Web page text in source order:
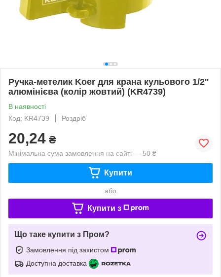
Ручка-метелик Koer для крана кульового 1/2''
алюмінієва (колір жовтий) (KR4739)
В наявності
Код: KR4739
Роздріб
20,24 ₴
Мінімальна сума замовлення на сайті — 50 ₴
Купити
або
Купити з
Що таке купити з Пром?
Замовлення під захистом
Доступна доставка